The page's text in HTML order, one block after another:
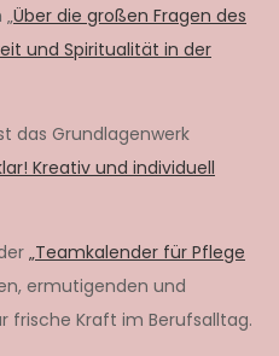
Über die großen Fragen des
und Spiritualität in der
das Grundlagenwerk
Kreativ und individuell
„Teamkalender für Pflege
ermutigenden und
frische Kraft im Berufsalltag.